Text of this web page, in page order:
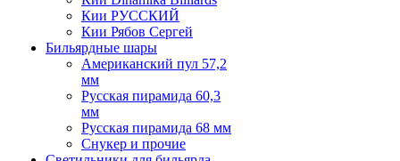
Кии РУССКИЙ
Кии Рябов Сергей
Бильярдные шары
Американский пул 57,2
мм
Русская пирамида 60,3
мм
Русская пирамида 68 мм
Снукер и прочие